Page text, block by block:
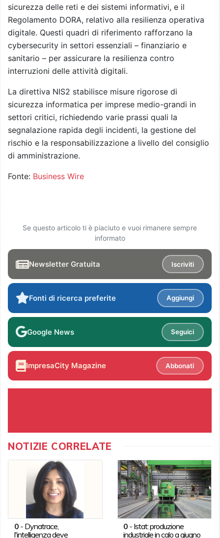
sicurezza delle reti e dei sistemi informativi, e il
Regolamento DORA, relativo alla resilienza operativa
digitale. Questi quadri di riferimento rafforzano la
cybersecurity in settori essenziali – finanziario e
sanitario – per assicurare la resilienza contro
interruzioni delle attività digitali.
La direttiva NIS2 stabilisce misure rigorose di
sicurezza informatica per imprese medio-grandi in
settori critici, richiedendo varie prassi quali la
segnalazione rapida degli incidenti, la gestione del
rischio e la responsabilizzazione a livello del consiglio
di amministrazione.
Fonte: Business Wire
Se questo articolo ti è piaciuto e vuoi rimanere sempre
informato
Newsletter Gratuita Iscriviti
Fonti di ricerca preferite Aggiungi
Google News Seguici
ImpresaCity Magazine Abbonati
NOTIZIE CORRELATE
0- Dynatrace,
l'intelligenza deve
0 - Istat: produzione
industriale in calo a giugno